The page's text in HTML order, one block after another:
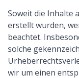
Soweit die Inhalte
erstellt wurden,
beachtet.
solche
wir um einen